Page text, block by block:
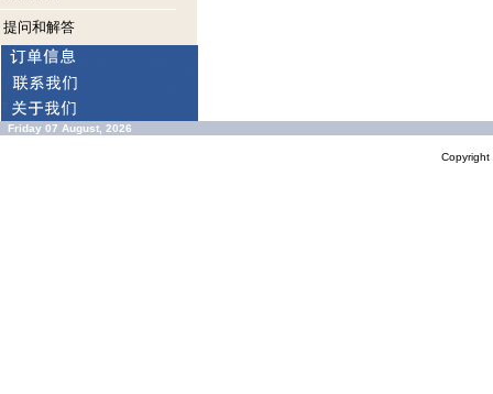
提问和解答
Friday 07 August, 2026